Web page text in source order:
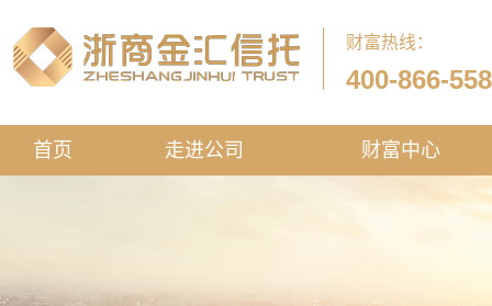
财富热线：
400-866-
首页 走进公司 财富中心